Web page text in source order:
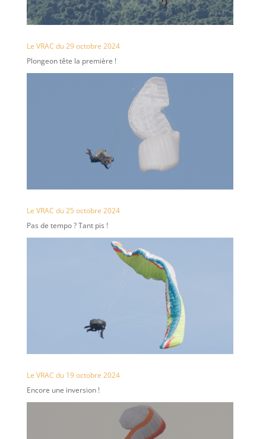
Le VRAC du 29 octobre 2024
Plongeon tête la première !
Le VRAC du 25 octobre 2024
Pas de tempo ? Tant pis !
Le VRAC du 19 octobre 2024
Encore une inversion !